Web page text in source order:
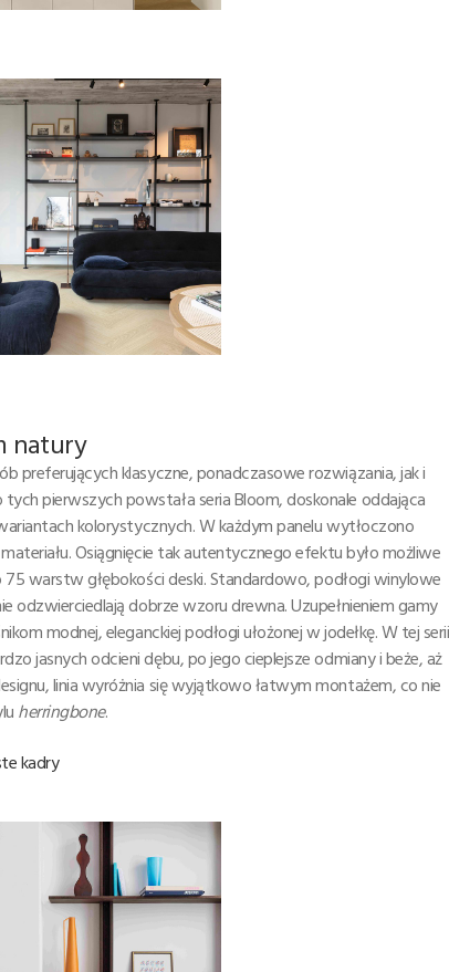
natury
preferujących klasyczne, ponadczasowe rozwiązania, jak i
pierwszych powstała seria Bloom, doskonale oddająca
kolorystycznych. W każdym panelu wytłoczono
Osiągnięcie tak autentycznego efektu było możliwe
warstw głębokości deski. Standardowo, podłogi winylowe
dobrze wzoru drewna. Uzupełnieniem gamy
modnej, eleganckiej podłogi ułożonej w jodełkę. W tej serii
jasnych odcieni dębu, po jego cieplejsze odmiany i beże, aż
linia wyróżnia się wyjątkowo łatwym montażem, co nie
herringbone.
kadry